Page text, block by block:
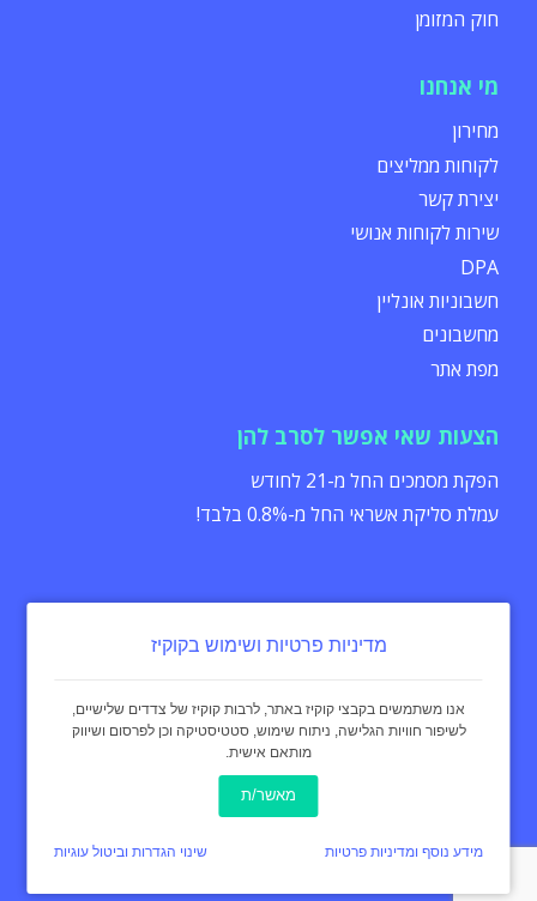
חוק המזומן
מי אנחנו
מחירון
לקוחות ממליצים
יצירת קשר
שירות לקוחות אנושי
DPA
חשבוניות אונליין
מחשבונים
מפת אתר
הצעות שאי אפשר לסרב להן
הפקת מסמכים החל מ-21 לחודש
עמלת סליקת אשראי החל מ-0.8% בלבד!
מדיניות פרטיות
באינטרנט Invoice4u
עיצוב:
curly black
מדיניות פרטיות ושימוש בקוקיז
אנו משתמשים בקבצי קוקיז באתר, לרבות קוקיז של צדדים שלישיים,
לשיפור חוויות הגלישה, ניתוח שימוש, סטטיסטיקה וכן לפרסום ושיווק
מותאם אישית.
מאשר/ת
מידע נוסף ומדיניות פרטיות שינוי הגדרות וביטול עוגיות